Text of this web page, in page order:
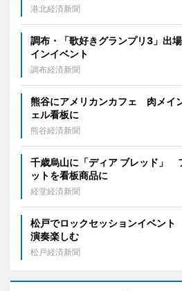
港北経済新聞
調布・「歌好きグランプリ3」出
インイベント
調布経済新聞
熊谷にアメリカンカフェ 肉メイ
ェル看板に
熊谷経済新聞
千歳烏山に「ディア ブレッド」
ットを看板商品に
経堂経済新聞
松戸でロックセッションイベン
演奏楽しむ
松戸経済新聞